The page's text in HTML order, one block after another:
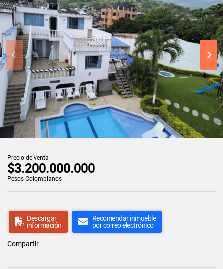
Precio de venta
$3.200.000.000
Pesos Colombianos
Descargar
información
Recomendar inmueble
por correo electrónico
Compartir